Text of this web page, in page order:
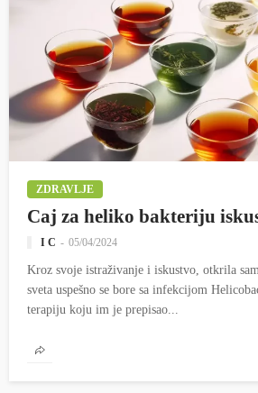
ZDRAVLJE
Caj za heliko bakteriju
I C 05/04/2024
Kroz svoje istraživanje i iskustvo, otkrila
sveta uspešno se bore sa infekcijom
terapiju koju im je prepisao...